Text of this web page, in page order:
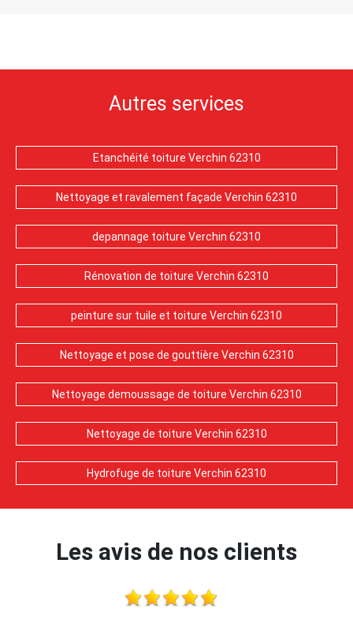
Autres services
Etanchéité toiture Verchin 62310
Nettoyage et ravalement façade Verchin 62310
depannage toiture Verchin 62310
Rénovation de toiture Verchin 62310
peinture sur tuile et toiture Verchin 62310
Nettoyage et pose de gouttière Verchin 62310
Nettoyage demoussage de toiture Verchin 62310
Nettoyage de toiture Verchin 62310
Hydrofuge de toiture Verchin 62310
Les avis de nos clients